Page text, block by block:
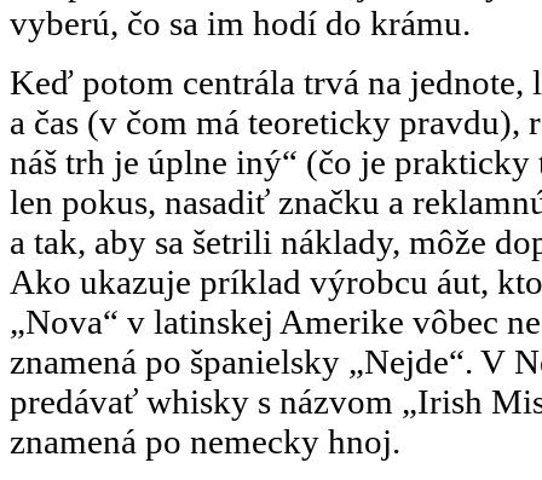
vyberú, čo sa im hodí do krámu.
Keď potom centrála trvá na jednote,
a čas (v čom má teoreticky pravdu),
náš trh je úplne iný“ (čo je prakticky
len pokus, nasadiť značku a
a tak, aby sa šetrili náklady, môže
Ako ukazuje príklad výrobcu áut,
„Nova“ v latinskej Amerike vôbec
znamená po španielsky „Nejde“. V
predávať whisky s názvom „Irish
znamená po nemecky hnoj.